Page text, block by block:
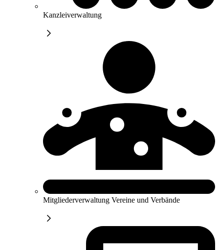
Kanzleiverwaltung
Mitgliederverwaltung Vereine und Verbände